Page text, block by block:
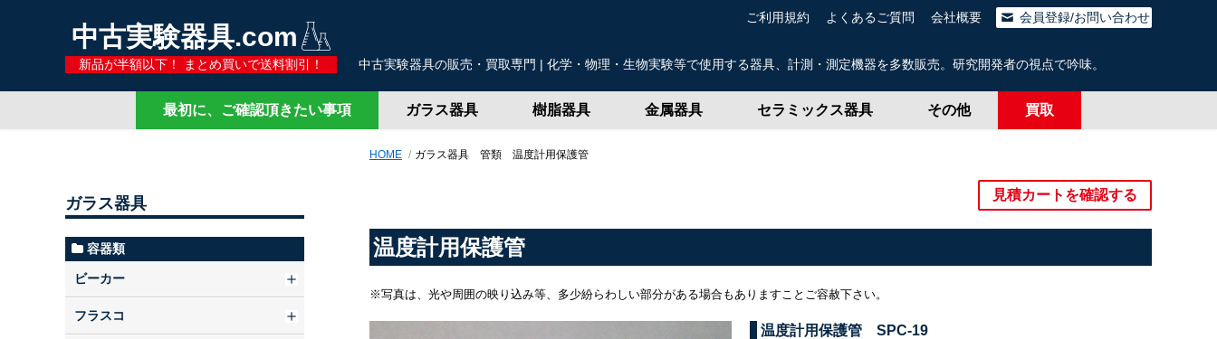
中古実験器具.com
新品が半額以下！ まとめ買いで送料割引！ 中古実験器具の販売・買取専門 | 化学・物理・生物実験等で使用する器具、計測・測定機器を多数販売。研究開発者の視点で吟味。
ご利用規約 よくあるご質問 会社概要 会員登録/お問い合わせ
最初に、ご確認頂きたい事項 ガラス器具 樹脂器具 金属器具 セラミックス器具 その他 買取
HOME ガラス器具 管類 温度計用保護管
見積カートを確認する
温度計用保護管
※写真は、光や周囲の映り込み等、多少紛らわしい部分がある場合もありますことご容赦下さい。
温度計用保護管 SPC-19
ガラス器具
容器類
ビーカー
フラスコ